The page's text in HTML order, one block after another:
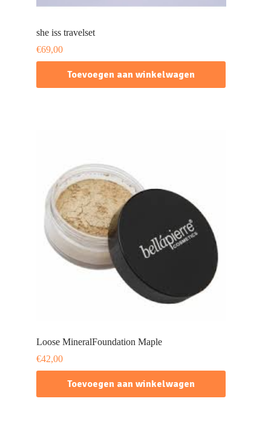
she iss travelset
€69,00
Toevoegen aan winkelwagen
Loose MineralFoundation Maple
€42,00
Toevoegen aan winkelwagen